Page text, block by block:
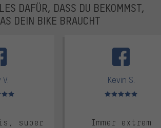
DAFÜR, DASS DU BEKOMMST,
DEIN BIKE BRAUCHT
V.
5 von 5
super
Kevin S.
Bewertungen: 5 von 5
Immer extrem